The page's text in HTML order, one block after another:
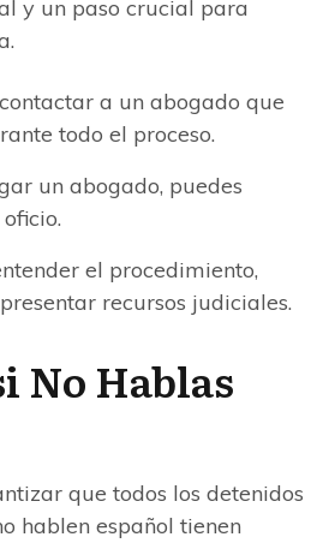
y un paso crucial para
a un abogado que
todo el proceso.
un abogado, puedes
el procedimiento,
recursos judiciales.
No Hablas
que todos los detenidos
hablen español tienen